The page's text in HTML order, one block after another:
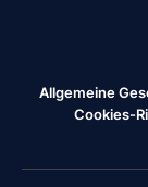
Allgemeine
Cookies-